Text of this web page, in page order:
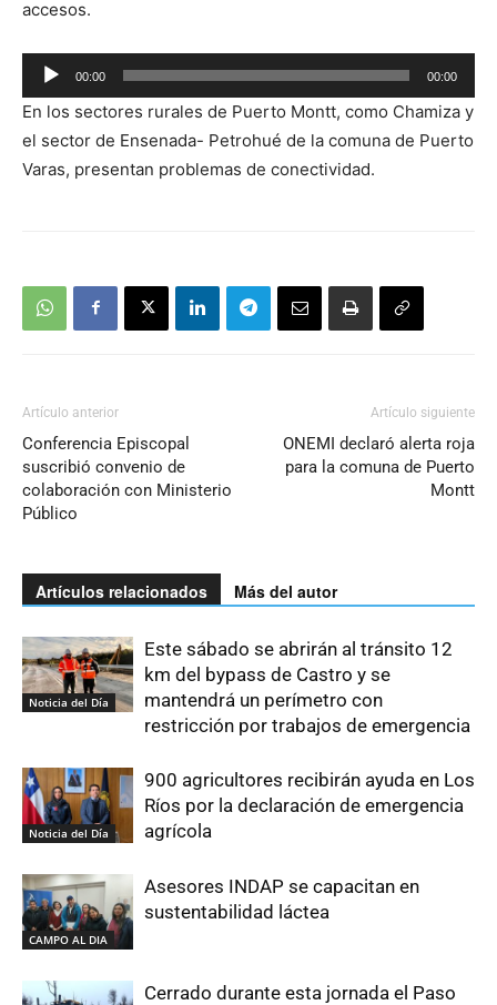
accesos.
Reproductor
de
audio
00:00 00:00
En los sectores rurales de Puerto Montt, como Chamiza y
el sector de Ensenada- Petrohué de la comuna de Puerto
Varas, presentan problemas de conectividad.
Artículo anterior
Conferencia Episcopal
suscribió convenio de
colaboración con Ministerio
Público
Artículo siguiente
ONEMI declaró alerta roja
para la comuna de Puerto
Montt
Artículos relacionados Más del autor
Noticia del Día
Este sábado se abrirán al tránsito 12
km del bypass de Castro y se
mantendrá un perímetro con
restricción por trabajos de emergencia
Noticia del Día
900 agricultores recibirán ayuda en Los
Ríos por la declaración de emergencia
agrícola
CAMPO AL DIA
Asesores INDAP se capacitan en
sustentabilidad láctea
Cerrado durante esta jornada el Paso